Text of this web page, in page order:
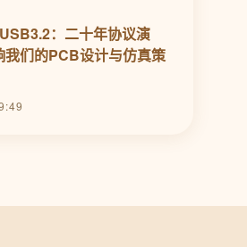
：二十年协议演
我们的PCB设计与仿真策